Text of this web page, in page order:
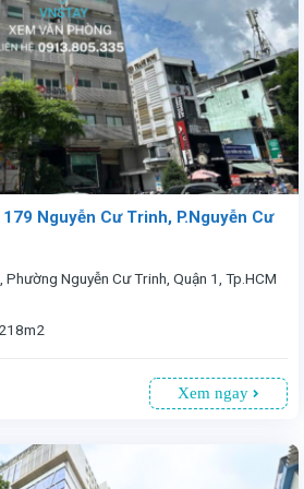
Nguyễn Cư Trinh, P.Nguyễn Cư
Nguyễn Cư Trinh, Quận 1, Tp.HCM
Xem ngay